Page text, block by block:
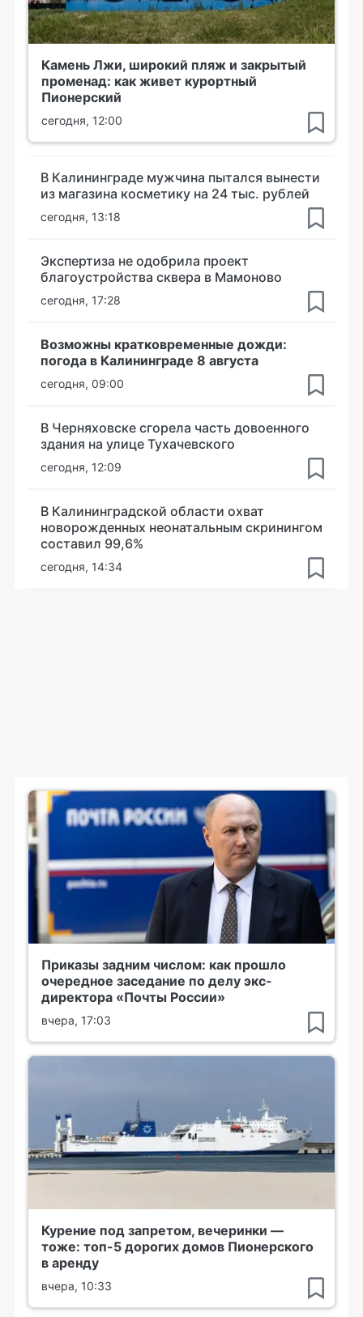
Камень Лжи, широкий пляж и закрытый
променад: как живет курортный
Пионерский
сегодня, 12:00
В Калининграде мужчина пытался вынести
из магазина косметику на 24 тыс. рублей
сегодня, 13:18
Экспертиза не одобрила проект
благоустройства сквера в Мамоново
сегодня, 17:28
Возможны кратковременные дожди:
погода в Калининграде 8 августа
сегодня, 09:00
В Черняховске сгорела часть довоенного
здания на улице Тухачевского
сегодня, 12:09
В Калининградской области охват
новорожденных неонатальным скринингом
составил 99,6%
сегодня, 14:34
Приказы задним числом: как прошло
очередное заседание по делу экс-
директора «Почты России»
вчера, 17:03
Курение под запретом, вечеринки —
тоже: топ-5 дорогих домов Пионерского
в аренду
вчера, 10:33